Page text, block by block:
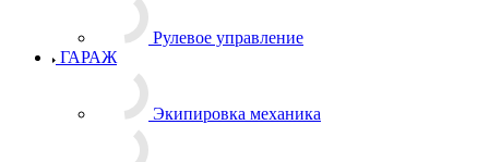
Рулевое управление
ГАРАЖ
Экипировка механика